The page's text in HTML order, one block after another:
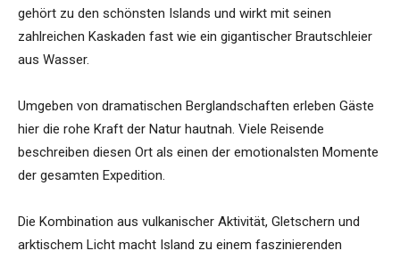
gehört zu den schönsten Islands und wirkt mit seinen
zahlreichen Kaskaden fast wie ein gigantischer Brautschleier
aus Wasser.
Umgeben von dramatischen Berglandschaften erleben Gäste
hier die rohe Kraft der Natur hautnah. Viele Reisende
beschreiben diesen Ort als einen der emotionalsten Momente
der gesamten Expedition.
Die Kombination aus vulkanischer Aktivität, Gletschern und
arktischem Licht macht Island zu einem faszinierenden